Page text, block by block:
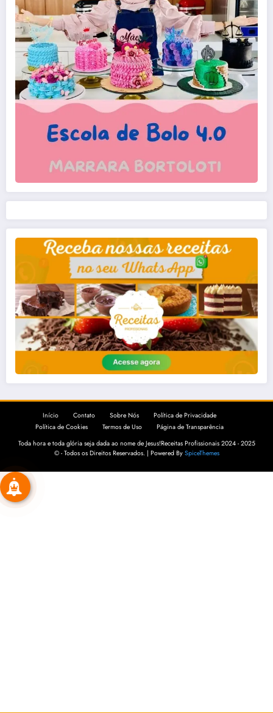
Início Contato Sobre Nós
Política de Privacidade
Política de Cookies
Termos de Uso
Página de Transparência
Toda hora e toda glória seja dada ao nome de Jesus!Receitas Profissionais 2024 - 2025
© - Todos os Direitos Reservados. | Powered By SpiceThemes